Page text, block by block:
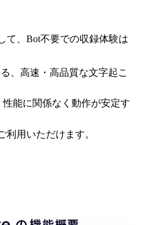
て、Bot不要での収録体験は
、高速・高品質な文字起こ
能に関係なく動作が安定す
利用いただけます。